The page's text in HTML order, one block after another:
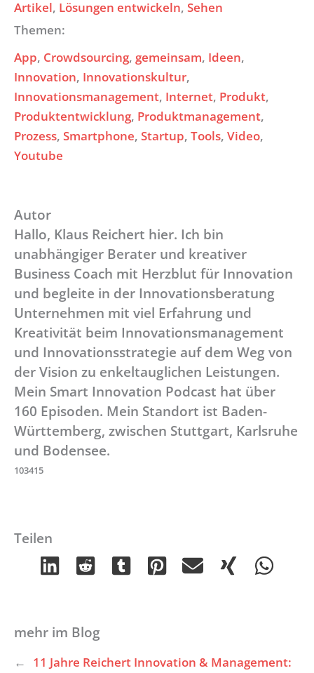
Artikel, Lösungen entwickeln, Sehen
Themen:
App, Crowdsourcing, gemeinsam, Ideen
Innovation, Innovationskultur
Innovationsmanagement, Internet, Produkt
Produktentwicklung, Produktmanagement
Prozess, Smartphone, Startup, Tools, Video
Youtube
Autor
Hallo, Klaus Reichert hier. Ich bin
unabhängiger Berater und kreativer
Business Coach mit Herzblut für Innovation
und begleite in der Innovationsberatung
Unternehmen mit viel Erfahrung und
Kreativität beim Innovationsmanagement
und Innovationsstrategie auf dem Weg von
der Vision zu enkeltauglichen Leistungen.
Mein Smart Innovation Podcast hat über
160 Episoden. Mein Standort ist Baden-
Württemberg, zwischen Stuttgart, Karlsruhe
und Bodensee.
103415
Teilen
mehr im Blog
←
11 Jahre Reichert Innovation & Management: